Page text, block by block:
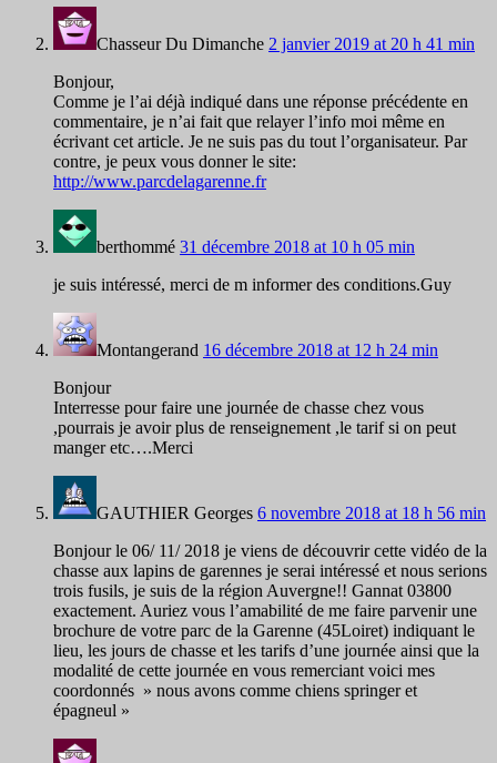
Chasseur Du Dimanche 2 janvier 2019 at 20 h 41 min
Bonjour,
Comme je l’ai déjà indiqué dans une réponse précédente en
commentaire, je n’ai fait que relayer l’info moi même en
écrivant cet article. Je ne suis pas du tout l’organisateur. Par
contre, je peux vous donner le site:
http://www.parcdelagarenne.fr
berthommé 31 décembre 2018 at 10 h 05 min
je suis intéressé, merci de m informer des conditions.Guy
Montangerand 16 décembre 2018 at 12 h 24 min
Bonjour
Interresse pour faire une journée de chasse chez vous
,pourrais je avoir plus de renseignement ,le tarif si on peut
manger etc….Merci
GAUTHIER Georges 6 novembre 2018 at 18 h 56 min
Bonjour le 06/ 11/ 2018 je viens de découvrir cette vidéo de la
chasse aux lapins de garennes je serai intéressé et nous serions
trois fusils, je suis de la région Auvergne!! Gannat 03800
exactement. Auriez vous l’amabilité de me faire parvenir une
brochure de votre parc de la Garenne (45Loiret) indiquant le
lieu, les jours de chasse et les tarifs d’une journée ainsi que la
modalité de cette journée en vous remerciant voici mes
coordonnés » nous avons comme chiens springer et
épagneul »